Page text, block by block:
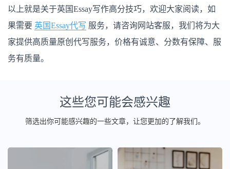
以上就是关于英国Essay写作高分技巧，欢迎大家阅读，如
果需要 英国Essay代写 服务，请咨询网站客服，我们将为大
家提供高质量原创代写服务，价格有诚意、分数有保障、服
务有质量。
这些您可能会感兴趣
筛选出你可能感兴趣的一些文章，让您更加的了解我们。